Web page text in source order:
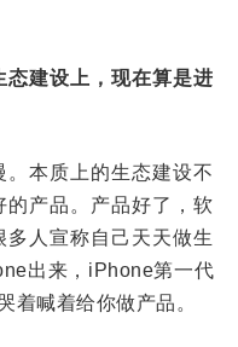
建设上，现在算是进
本质上的生态建设不
的产品。产品好了，软
人宣称自己天天做生
出来，iPhone第一代
着喊着给你做产品。